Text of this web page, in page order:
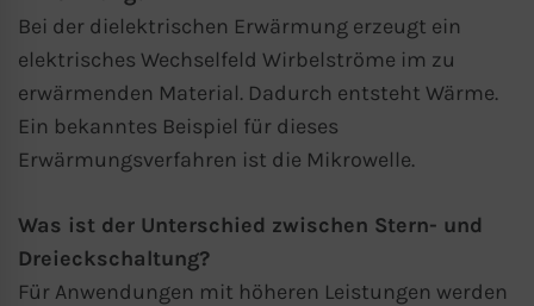
Bei der dielektrischen Erwärmung erzeugt ein
elektrisches Wechselfeld Wirbelströme im zu
erwärmenden Material. Dadurch entsteht Wärme.
Ein bekanntes Beispiel für dieses
Erwärmungsverfahren ist die Mikrowelle.
Was ist der Unterschied zwischen Stern- und
Dreieckschaltung?
Für Anwendungen mit höheren Leistungen werden